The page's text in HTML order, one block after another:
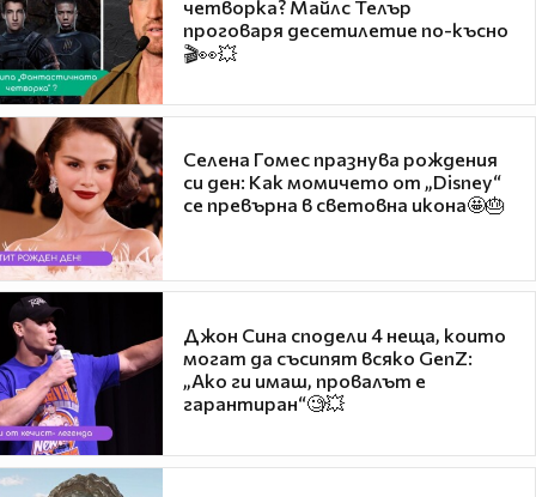
четворка? Майлс Телър
проговаря десетилетие по-късно
🎬👀💥
Селена Гомес празнува рождения
си ден: Как момичето от „Disney“
се превърна в световна икона🤩🎂
Джон Сина сподели 4 неща, които
могат да съсипят всяко GenZ:
„Ако ги имаш, провалът е
гарантиран“🧐💥